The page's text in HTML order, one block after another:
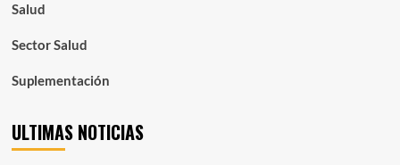
Salud
Sector Salud
Suplementación
ULTIMAS NOTICIAS